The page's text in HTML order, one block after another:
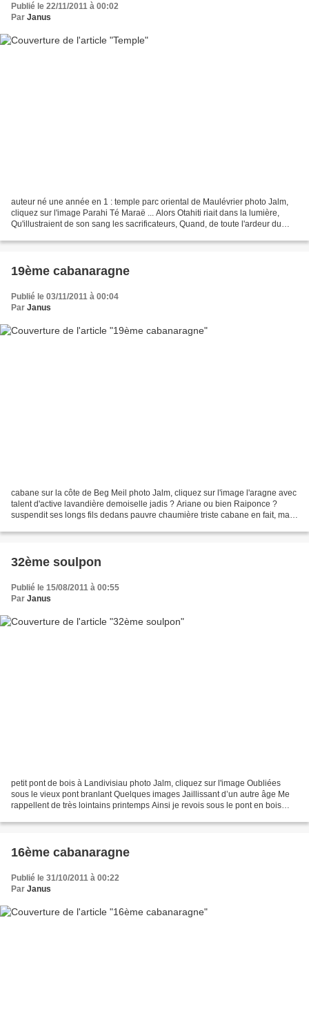
Publié le 22/11/2011 à 00:02
Par Janus
auteur né une année en 1 : temple parc oriental de Maulévrier photo Jalm,
cliquez sur l'image Parahi Té Maraë ... Alors Otahiti riait dans la lumière,
Qu'illustraient de son sang les sacrificateurs, Quand, de toute l'ardeur du
19ème cabanaragne
Publié le 03/11/2011 à 00:04
Par Janus
cabane sur la côte de Beg Meil photo Jalm, cliquez sur l'image l'aragne avec
talent d'active lavandière demoiselle jadis ? Ariane ou bien Raiponce ?
suspendit ses longs fils dedans pauvre chaumière triste cabane en fait, mais
32ème soulpon
Publié le 15/08/2011 à 00:55
Par Janus
petit pont de bois à Landivisiau photo Jalm, cliquez sur l'image Oubliées
sous le vieux pont branlant Quelques images Jaillissant d’un autre âge Me
rappellent de très lointains printemps Ainsi je revois sous le pont en bois
16ème cabanaragne
Publié le 31/10/2011 à 00:22
Par Janus